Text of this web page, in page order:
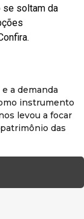
se soltam da
a demanda
instrumento
levou a focar
das